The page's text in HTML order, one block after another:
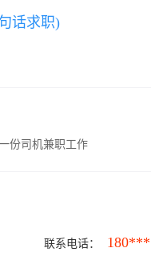
话求职)
份司机兼职工作
联系电话：